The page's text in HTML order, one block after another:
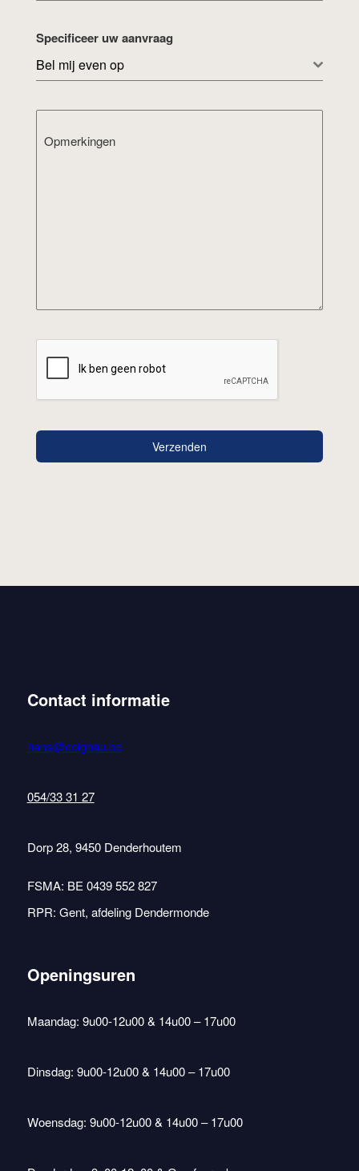
Specificeer uw aanvraag
Bel mij even op
Opmerkingen
Verzenden
Contact informatie
hans@coignau.be
054/33 31 27
Dorp 28, 9450 Denderhoutem
FSMA: BE 0439 552 827
RPR: Gent, afdeling Dendermonde
Openingsuren
Maandag: 9u00-12u00 & 14u00 – 17u00
Dinsdag: 9u00-12u00 & 14u00 – 17u00
Woensdag: 9u00-12u00 & 14u00 – 17u00